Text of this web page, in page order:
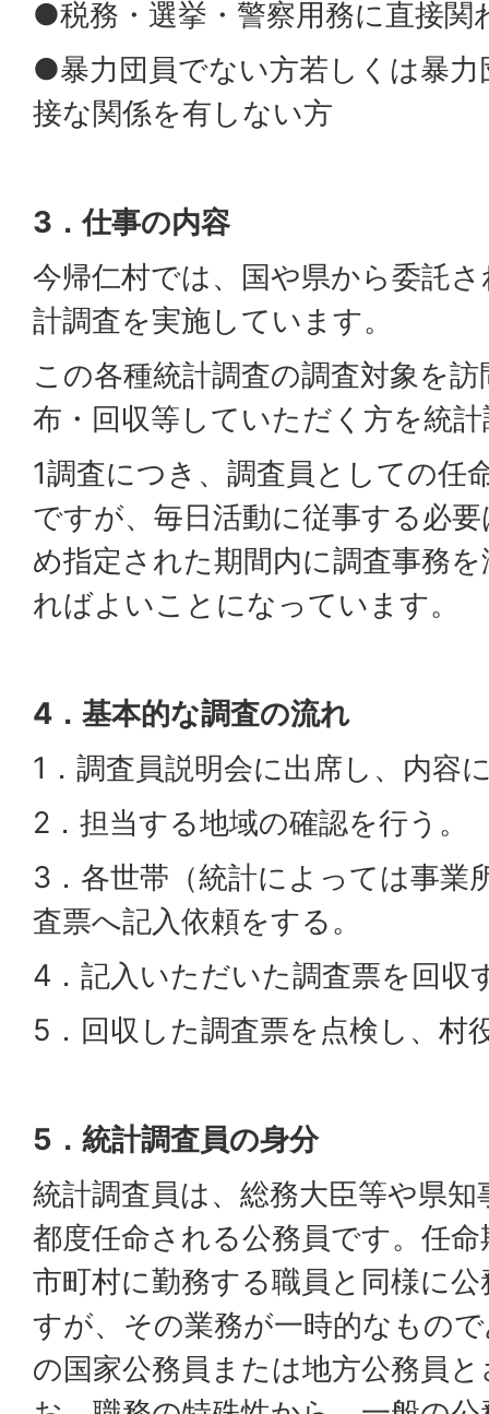
●税務・選挙・警察用務に直接関
●暴力団員でない方若しくは暴力
接な関係を有しない方
3．仕事の内容
今帰仁村では、国や県から委託
計調査を実施しています。
この各種統計調査の調査対象を
布・回収等していただく方を統
1調査につき、調査員としての任
ですが、毎日活動に従事する必
め指定された期間内に調査事務
ればよいことになっています。
4．基本的な調査の流れ
1．調査員説明会に出席し、内容
2．担当する地域の確認を行う。
3．各世帯（統計によっては事業
査票へ記入依頼をする。
4．記入いただいた調査票を回収
5．回収した調査票を点検し、村
5．統計調査員の身分
統計調査員は、総務大臣等や県
都度任命される公務員です。任
市町村に勤務する職員と同様に
すが、その業務が一時的なもの
の国家公務員または地方公務員